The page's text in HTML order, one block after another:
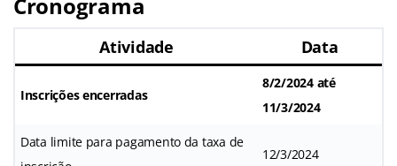
Atividade Data
Inscrições encerradas
8/2/2024 até
11/3/2024
Data limite para pagamento da taxa de
12/3/2024